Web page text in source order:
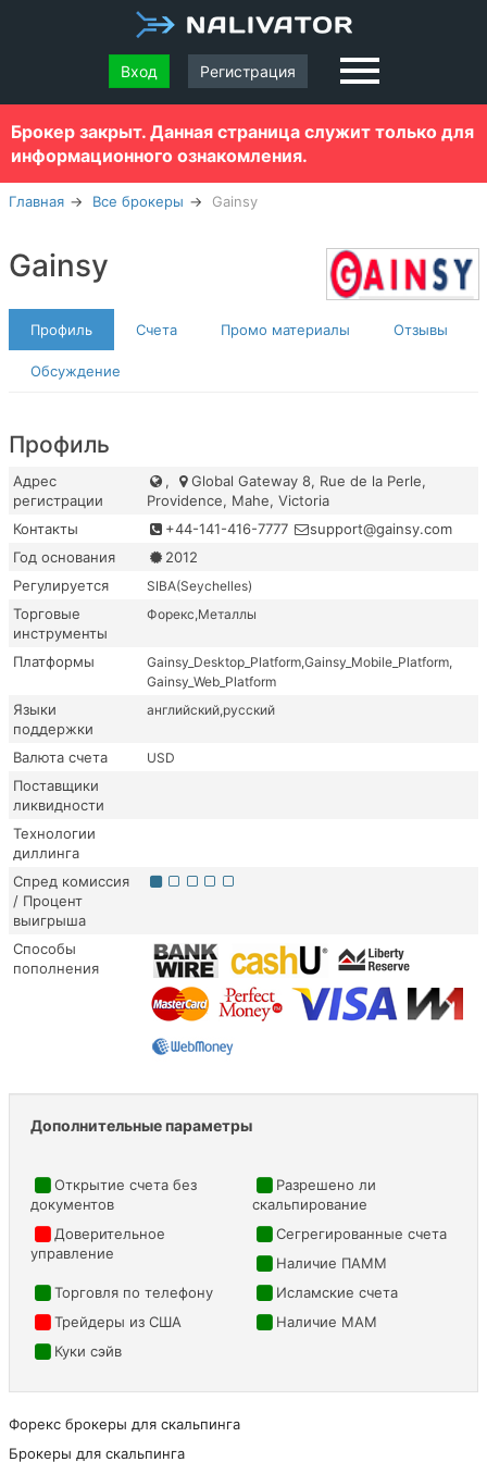
Вход Регистрация
Брокер закрыт. Данная страница служит только для
информационного ознакомления.
Главная Все брокеры Gainsy
Gainsy
Профиль Счета Промо материалы Отзывы
Обсуждение
Профиль
Адрес
регистрации
,
Global Gateway 8, Rue de la Perle,
Providence, Mahe, Victoria
Контакты
+44-141-416-7777
support@gainsy.com
Год основания
2012
Регулируется
SIBA(Seychelles)
Торговые
инструменты
Форекс Металлы
Платформы Gainsy_Desktop_Platform Gainsy_Mobile_Platform
Gainsy_Web_Platform
Языки
поддержки
английский русский
Валюта счета USD
Поставщики
ликвидности
Технологии
диллинга
Спред комиссия
/ Процент
выигрыша
Способы
пополнения
Дополнительные параметры
Открытие счета без
документов
Разрешено ли
скальпирование
Доверительное
управление
Сегрегированные счета
Наличие ПАММ
Торговля по телефону
Исламские счета
Трейдеры из США
Наличие MAM
Куки сэйв
Форекс брокеры для скальпинга
Брокеры для скальпинга